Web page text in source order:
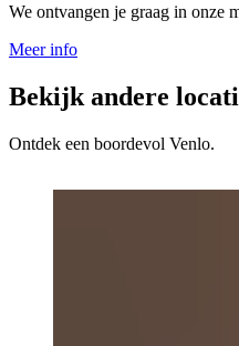
We ontvangen je graag in onze
Meer info
Bekijk andere
Ontdek een boordevol Venlo.